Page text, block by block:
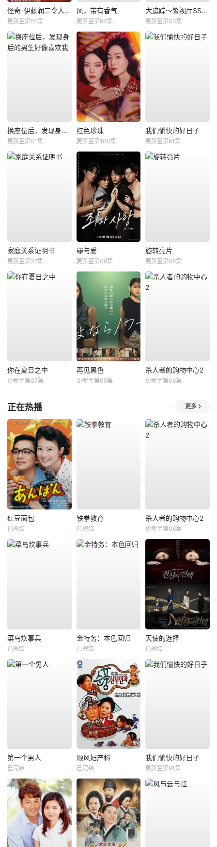
怪奇-伊藤润二令人彻夜难眠的奇异故事－
更新至第05集
风，带有香气
更新至第94集
大追踪〜警视厅SSBC强行犯系〜第二季
更新至第03集
换座位后，发现身后的男生好像喜欢我
更新至第01集
红色珍珠
更新至第100集
我们愉快的好日子
更新至第91集
家庭关系证明书
更新至第22集
罪与爱
更新至第09集
旋转亮片
更新至第06集
你在夏日之中
更新至第07集
再见黑色
更新至第05集
杀人者的购物中心2
更新至第06集
正在热播 更多
红豆面包
已完结
铁拳教育
已完结
杀人者的购物中心2
更新至第06集
菜鸟炊事兵
已完结
金特务：本色回归
已完结
天使的选择
已完结
第一个男人
已完结
顺风妇产科
已完结
我们愉快的好日子
更新至第91集